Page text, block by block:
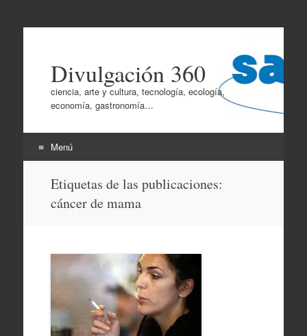
Divulgación 360
ciencia, arte y cultura, tecnología, ecología,
economía, gastronomía…
Menú
contenido
Etiquetas de las publicaciones:
cáncer de mama